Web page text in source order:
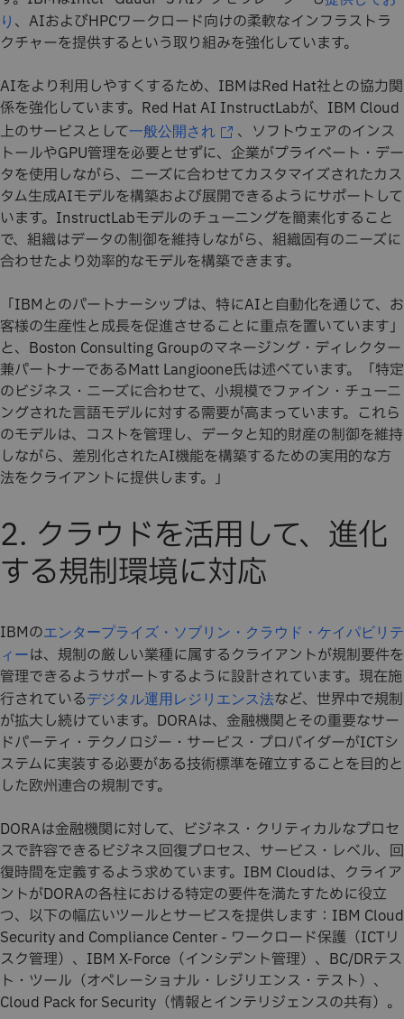
り 、AIおよびHPCワークロード向けの柔軟なインフラストラ
クチャーを提供するという取り組みを強化しています。
AIをより利用しやすくするため、IBMはRed Hat社との協力関
係を強化しています。Red Hat AI InstructLabが、IBM Cloud
上のサービスとして一般公開され
、ソフトウェアのインス
トールやGPU管理を必要とせずに、企業がプライベート・デー
タを使用しながら、ニーズに合わせてカスタマイズされたカス
タム生成AIモデルを構築および展開できるようにサポートして
います。InstructLabモデルのチューニングを簡素化すること
で、組織はデータの制御を維持しながら、組織固有のニーズに
合わせたより効率的なモデルを構築できます。
「IBMとのパートナーシップは、特にAIと自動化を通じて、お
客様の生産性と成長を促進させることに重点を置いています」
と、Boston Consulting Groupのマネージング・ディレクター
兼パートナーであるMatt Langioone氏は述べています。「特定
のビジネス・ニーズに合わせて、小規模でファイン・チューニ
ングされた言語モデルに対する需要が高まっています。これら
のモデルは、コストを管理し、データと知的財産の制御を維持
しながら、差別化されたAI機能を構築するための実用的な方
法をクライアントに提供します。」
2. クラウドを活用して、進化
する規制環境に対応
IBMのエンタープライズ・ソブリン・クラウド・ケイパビリテ
ィーは、規制の厳しい業種に属するクライアントが規制要件を
管理できるようサポートするように設計されています。現在施
行されているデジタル運用レジリエンス法など、世界中で規制
が拡大し続けています。DORAは、金融機関とその重要なサー
ドパーティ・テクノロジー・サービス・プロバイダーがICTシ
ステムに実装する必要がある技術標準を確立することを目的と
した欧州連合の規制です。
DORAは金融機関に対して、ビジネス・クリティカルなプロセ
スで許容できるビジネス回復プロセス、サービス・レベル、回
復時間を定義するよう求めています。IBM Cloudは、クライア
ントがDORAの各柱における特定の要件を満たすために役立
つ、以下の幅広いツールとサービスを提供します：IBM Cloud
Security and Compliance Center - ワークロード保護（ICTリ
スク管理）、IBM X-Force（インシデント管理）、BC/DRテス
ト・ツール（オペレーショナル・レジリエンス・テスト）、
Cloud Pack for Security（情報とインテリジェンスの共有）。